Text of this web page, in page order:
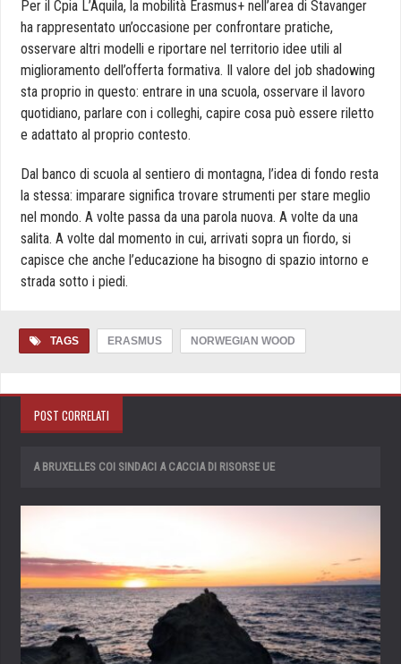
Per il Cpia L’Aquila, la mobilità Erasmus+ nell’area di Stavanger
ha rappresentato un’occasione per confrontare pratiche,
osservare altri modelli e riportare nel territorio idee utili al
miglioramento dell’offerta formativa. Il valore del job shadowing
sta proprio in questo: entrare in una scuola, osservare il lavoro
quotidiano, parlare con i colleghi, capire cosa può essere riletto
e adattato al proprio contesto.
Dal banco di scuola al sentiero di montagna, l’idea di fondo resta
la stessa: imparare significa trovare strumenti per stare meglio
nel mondo. A volte passa da una parola nuova. A volte da una
salita. A volte dal momento in cui, arrivati sopra un fiordo, si
capisce che anche l’educazione ha bisogno di spazio intorno e
strada sotto i piedi.
TAGS ERASMUS NORWEGIAN WOOD
POST CORRELATI
A BRUXELLES COI SINDACI A CACCIA DI RISORSE UE